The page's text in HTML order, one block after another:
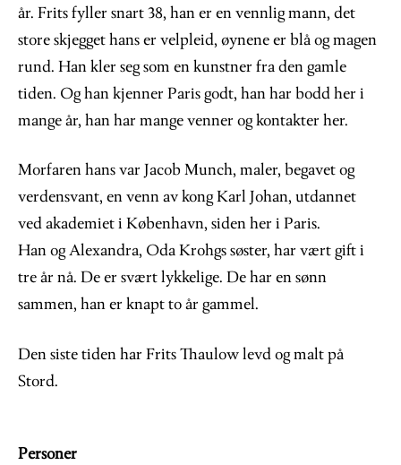
år. Frits fyller snart 38, han er en vennlig mann, det
store skjegget hans er velpleid, øynene er blå og magen
rund. Han kler seg som en kunstner fra den gamle
tiden. Og han kjenner Paris godt, han har bodd her i
mange år, han har mange venner og kontakter her.
Morfaren hans var Jacob Munch, maler, begavet og
verdensvant, en venn av kong Karl Johan, utdannet
ved akademiet i København, siden her i Paris.
Han og Alexandra, Oda Krohgs søster, har vært gift i
tre år nå. De er svært lykkelige. De har en sønn
sammen, han er knapt to år gammel.
Den siste tiden har Frits Thaulow levd og malt på
Stord.
Personer